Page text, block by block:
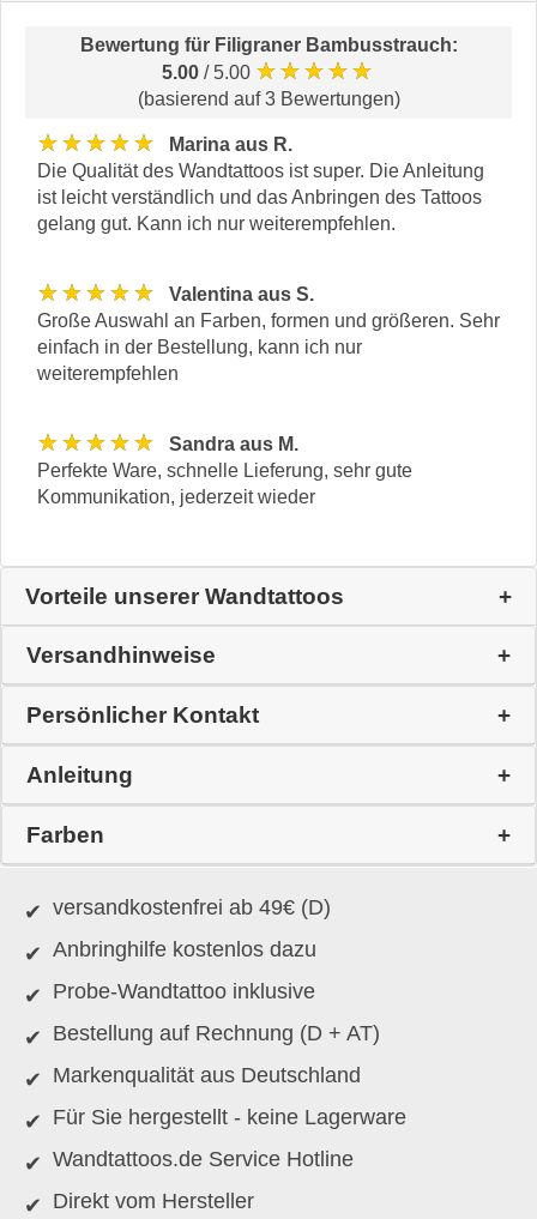
Bewertung für Filigraner Bambusstrauch:
5.00 / 5.00 ★★★★★
(basierend auf 3 Bewertungen)
★★★★★
Marina aus R.
Die Qualität des Wandtattoos ist super. Die Anleitung
ist leicht verständlich und das Anbringen des Tattoos
gelang gut. Kann ich nur weiterempfehlen.
★★★★★
Valentina aus S.
Große Auswahl an Farben, formen und größeren. Sehr
einfach in der Bestellung, kann ich nur
weiterempfehlen
★★★★★
Sandra aus M.
Perfekte Ware, schnelle Lieferung, sehr gute
Kommunikation, jederzeit wieder
Vorteile unserer Wandtattoos
Versandhinweise
Persönlicher Kontakt
Anleitung
Farben
versandkostenfrei ab 49€ (D)
Anbringhilfe kostenlos dazu
Probe-Wandtattoo inklusive
Bestellung auf Rechnung (D + AT)
Markenqualität aus Deutschland
Für Sie hergestellt - keine Lagerware
Wandtattoos.de Service Hotline
Direkt vom Hersteller